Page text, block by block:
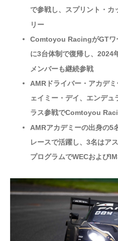
で参戦し、スプリント・カ
リー
Comtoyou RacingがGTワ
に3台体制で復帰し、2024
メンバーも継続参戦
AMRドライバー・アカデ
ェイミー・デイ、エンデュ
ラス参戦でComtoyou
AMRアカデミーの出身の5
レースで活躍し、3名はア
プログラムでWECおよび